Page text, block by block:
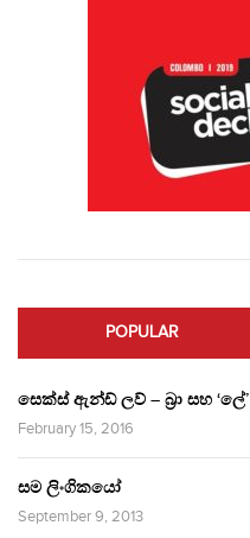
POPULAR
සෙක්ස් ඇන්ඩ් ලව් – බ්‍රා සහ ‘ලේ’
February 15, 2016
සම ලිංගිකයෝ
September 9, 2013